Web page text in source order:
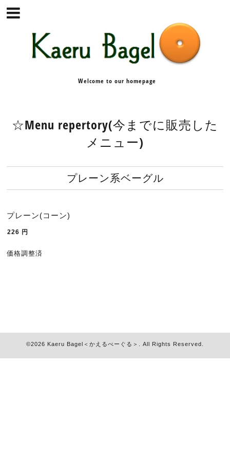
Welcome to our homepage
☆Menu repertory(今までに販売した
メニュー)
プレーン系ベーグル
プレーン(コーン)
226 円
価格調整済
©2026 Kaeru Bagel＜かえるべーぐる＞ . All Rights Reserved.